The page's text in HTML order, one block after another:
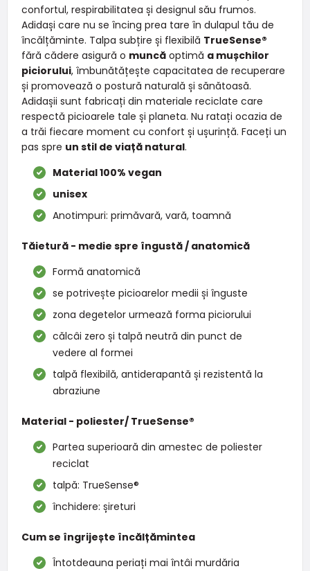
confortul, respirabilitatea și designul său frumos.
Adidași care nu se încing prea tare în dulapul tău de
încălțăminte. Talpa subțire și flexibilă TrueSense®
fără cădere asigură o muncăoptimă a mușchilor
piciorului, îmbunătățește capacitatea de recuperare
și promovează o postură naturală și sănătoasă.
Adidașii sunt fabricați din materiale reciclate care
respectă picioarele tale și planeta. Nu ratați ocazia de
a trăi fiecare moment cu confort și ușurință. Faceți un
pas spre un stil de viață natural.
Material 100% vegan
unisex
Anotimpuri: primăvară, vară, toamnă
Tăietură - medie spre îngustă / anatomică
Formă anatomică
se potrivește picioarelor medii și înguste
zona degetelor urmează forma piciorului
călcâi zero și talpă neutră din punct de
vedere al formei
talpă flexibilă, antiderapantă și rezistentă la
abraziune
Material - poliester/ TrueSense®
Partea superioară din amestec de poliester
reciclat
talpă: TrueSense®
închidere: șireturi
Cum se îngrijește încălțămintea
Întotdeauna periați mai întâi murdăria